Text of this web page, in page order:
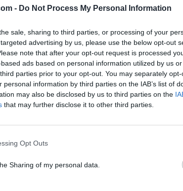
- Do Not Process My Personal Information
sale, sharing to third parties, or processing of your
advertising by us, please use the below opt-out
note that after your opt-out request is processed
ads based on personal information utilized by us
parties prior to your opt-out. You may separately
information by third parties on the IAB’s list of
may also be disclosed by us to third parties on the
that may further disclose it to other third parties.
Opt Outs
Sharing of my personal data.
iltana Suomen aikaa
jälkeen 2-1. Tyttöleijonilla on
jatkuu pronssiottelussa. Joukkue selvisi
Kanada oli kuitenkin
nappasi finaalipaikan 2-1 -voitolla.
Pronssiottelussa vastaan asettuu Ruotsi,